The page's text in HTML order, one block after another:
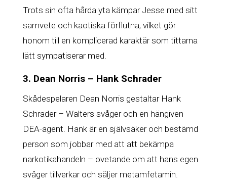
Trots sin ofta hårda yta kämpar Jesse med sitt
samvete och kaotiska förflutna, vilket gör
honom till en komplicerad karaktär som tittarna
lätt sympatiserar med.
3. Dean Norris – Hank Schrader
Skådespelaren Dean Norris gestaltar Hank
Schrader – Walters svåger och en hängiven
DEA-agent. Hank är en självsäker och bestämd
person som jobbar med att att bekämpa
narkotikahandeln – ovetande om att hans egen
svåger tillverkar och säljer metamfetamin.